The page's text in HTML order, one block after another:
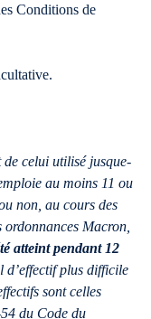
Conditions de
de celui utilisé jusque-
au moins 11 ou
non, au cours des
ordonnances Macron,
atteint pendant 12
d’effectif plus difficile
sont celles
du Code du